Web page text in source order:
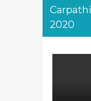
2020